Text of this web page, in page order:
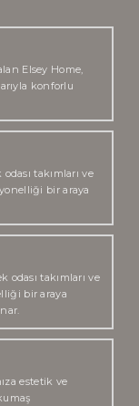
Elsey Home,
konforlu
takımları ve
bir araya
odası takımları ve
bir araya
estetik ve